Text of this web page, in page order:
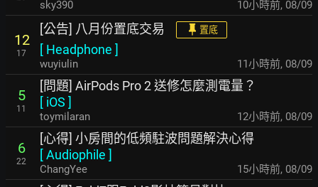
sky390 10小時前, 08/09
12
17
[公告] 八月份置底交易 置底
[ Headphone ]
wuyiulin 11小時前, 08/09
5
11
[問題] AirPods Pro 2 送修怎麼測電量？
[ iOS ]
toymilaran 12小時前, 08/09
6
22
[心得] 小房間的低頻駐波問題解決心得
[Audiophile ]
ChangYee 15小時前, 08/09